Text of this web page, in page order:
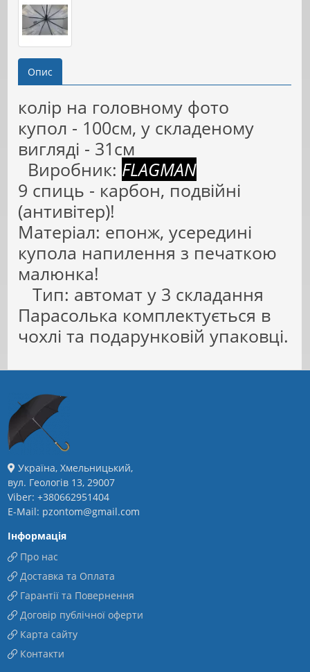
Опис
колір на головному фото
купол - 100см, у складеному
вигляді - 31см
Виробник: FLAGMAN
9 спиць - карбон, подвійні
(антивітер)!
Матеріал: епонж, усередині
купола напилення з печаткою
малюнка!
Тип: автомат у 3 складання
Парасолька комплектується в
чохлі та подарунковій упаковці.
Україна, Хмельницький,
вул. Геологів 13, 29007
Viber: +380662951404
E-Mail: pzontom@gmail.com
Інформація
Про нас
Доставка та Оплата
Гарантії та Повернення
Договір публічної оферти
Карта сайту
Контакти